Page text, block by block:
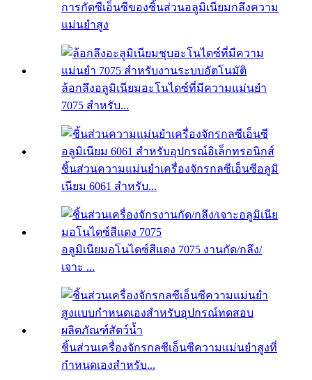
การกัดซีเอ็นซีของชิ้นส่วนอลูมิเนียมกลึงความ
แม่นยำสูง
ล้อกลึงอลูมิเนียมอะโนไดซ์ที่มีความแม่นยำ
7075 สำหรับ...
ชิ้นส่วนความแม่นยำเครื่องจักรกลซีเอ็นซีอลูมิ
เนียม 6061 สำหรับ...
อลูมิเนียมอโนไดซ์สีแดง 7075 งานกัด/กลึง/
เจาะ ...
ชิ้นส่วนเครื่องจักรกลซีเอ็นซีความแม่นยำสูงที่
กำหนดเองสำหรับ...